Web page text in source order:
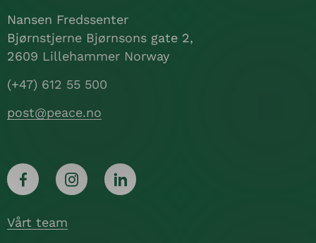
Nansen Fredssenter
Bjørnstjerne Bjørnsons gate 2,
2609 Lillehammer Norway
(+47) 612 55 500
post@peace.no
Vårt team